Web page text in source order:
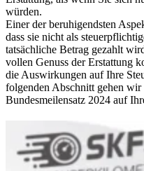
würden.
Einer der beruhigendsten
dass sie nicht als
tatsächliche Betrag gezahlt
vollen Genuss der Erstattung
die Auswirkungen auf Ihre
folgenden Abschnitt gehen
Bundesmeilensatz 2024 auf